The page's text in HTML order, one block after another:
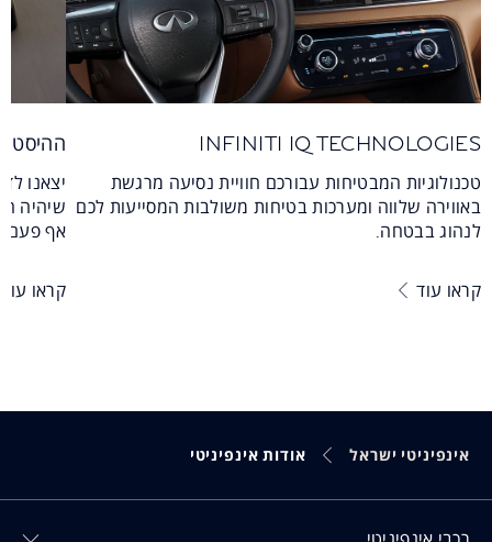
INFINITI IQ TECHNOLOGIES
טכנולוגיות המבטיחות עבורכם חוויית נסיעה מרגשת
באווירה שלווה ומערכות בטיחות משולבות המסייעות לכם
לנהוג בבטחה.
קראו עוד
יצאנו
שיהיה
אף פעם
קראו עוד
אינפיניטי ישראל אודות אינפיניטי
רכבי אינפיניטי